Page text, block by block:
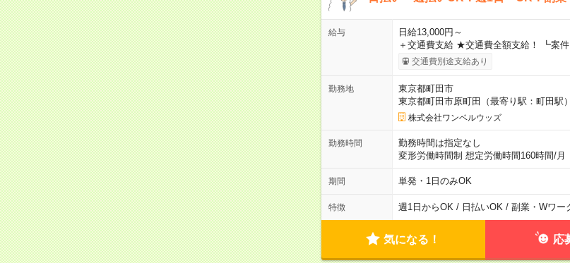
給与
日給13,000円～
＋交通費支給 ★交通費全額支給！ ┗案
交通費別途支給あり
勤務地
東京都町田市
東京都町田市原町田（最寄り駅：町田駅）
株式会社ワンベルウッズ
勤務時間
勤務時間は指定なし
変形労働時間制 想定労働時間160時間/月
期間 単発・1日のみOK
特徴 週1日からOK / 日払いOK / 副業・Wワー
気になる！ 応